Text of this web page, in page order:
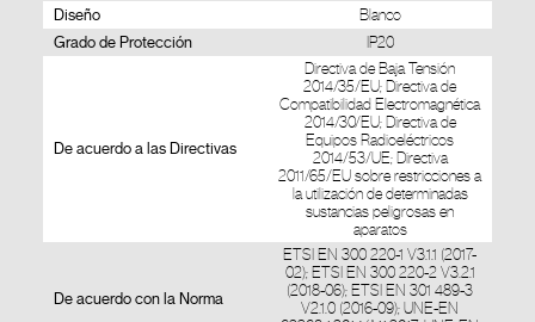
Diseño Blanco
Grado de Protección IP20
De acuerdo a las Directivas
Directiva de Baja Tensión
2014/35/EU; Directiva de
Compatibilidad Electromagnética
2014/30/EU; Directiva de
Equipos Radioeléctricos
2014/53/UE; Directiva
2011/65/EU sobre restricciones a
la utilización de determinadas
sustancias peligrosas en
aparatos
De acuerdo con la Norma
ETSI EN 300 220-1 V3.1.1 (2017-
02); ETSI EN 300 220-2 V3.2.1
(2018-06); ETSI EN 301 489-3
V2.1.0 (2016-09); UNE-EN